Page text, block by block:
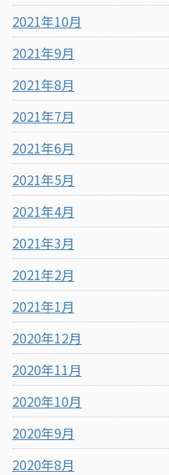
2021年10月
2021年9月
2021年8月
2021年7月
2021年6月
2021年5月
2021年4月
2021年3月
2021年2月
2021年1月
2020年12月
2020年11月
2020年10月
2020年9月
2020年8月